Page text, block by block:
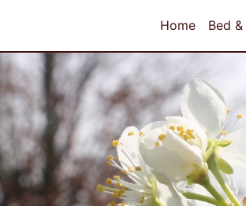
Home Bed